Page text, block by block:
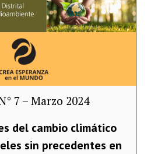
7 – Marzo 2024
del cambio climático
sin precedentes en